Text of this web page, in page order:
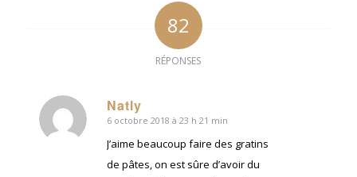
82
RÉPONSES
Natly
dit
:
6 octobre 2018 à 23 h 21 min
J’aime beaucoup faire des gratins
de pâtes, on est sûre d’avoir du